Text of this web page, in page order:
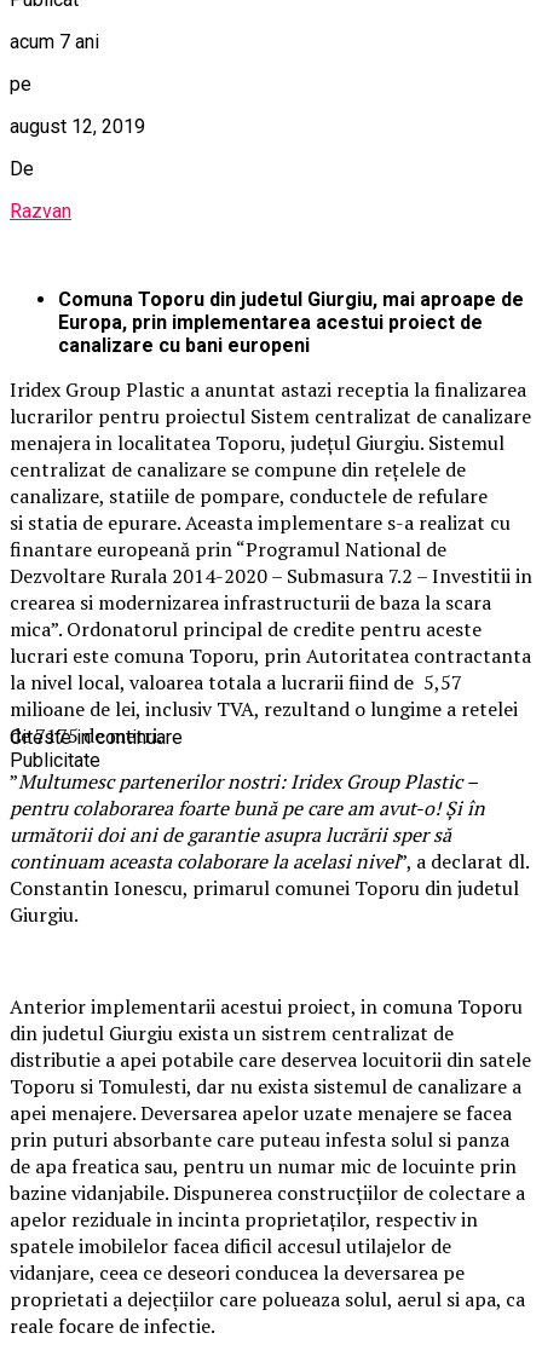
acum 7 ani
pe
august 12, 2019
De
Razvan
Comuna Toporu din judetul Giurgiu, mai aproape de
Europa, prin implementarea acestui proiect de
canalizare cu bani europeni
Iridex Group Plastic a anuntat astazi receptia la finalizarea
lucrarilor pentru proiectul Sistem centralizat de canalizare
menajera in localitatea Toporu, judeţul Giurgiu. Sistemul
centralizat de canalizare se compune din reţelele de
canalizare, statiile de pompare, conductele de refulare
si statia de epurare. Aceasta implementare s-a realizat cu
finantare europeană prin “Programul National de
Dezvoltare Rurala 2014-2020 – Submasura 7.2 – Investitii in
crearea si modernizarea infrastructurii de baza la scara
mica”. Ordonatorul principal de credite pentru aceste
lucrari este comuna Toporu, prin Autoritatea contractanta
la nivel local, valoarea totala a lucrarii fiind de 5,57
milioane de lei, inclusiv TVA, rezultand o lungime a retelei
de 7175 de metri.
”Multumesc partenerilor nostri: Iridex Group Plastic –
pentru colaborarea foarte bună pe care am avut-o! Și în
următorii doi ani de garantie asupra lucrării sper să
continuam aceasta colaborare la acelasi nivel”, a declarat dl.
Constantin Ionescu, primarul comunei Toporu din judetul
Giurgiu.
Anterior implementarii acestui proiect, in comuna Toporu
din judetul Giurgiu exista un sistrem centralizat de
distributie a apei potabile care deservea locuitorii din satele
Toporu si Tomulesti, dar nu exista sistemul de canalizare a
apei menajere. Deversarea apelor uzate menajere se facea
prin puturi absorbante care puteau infesta solul si panza
de apa freatica sau, pentru un numar mic de locuinte prin
bazine vidanjabile. Dispunerea construcţiilor de colectare a
apelor reziduale in incinta proprietaţilor, respectiv in
spatele imobilelor facea dificil accesul utilajelor de
vidanjare, ceea ce deseori conducea la deversarea pe
proprietati a dejecţiilor care polueaza solul, aerul si apa, ca
reale focare de infectie.
Citeste in continuare
Publicitate